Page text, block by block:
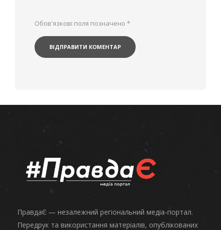
Обов'язкові поля позначено *
ПравдаЄ — незалежний регіональний медіа-портал.
Передрук та використання матеріалів, опублікованих